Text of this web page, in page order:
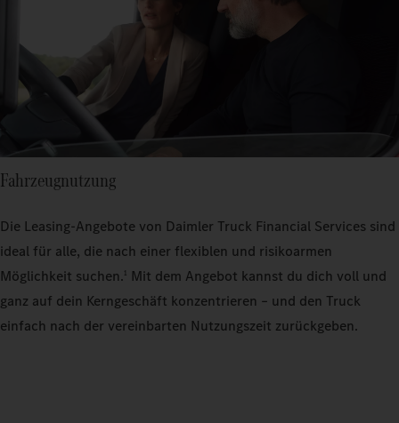
Fahrzeugnutzung
Die Leasing-Angebote von Daimler Truck Financial Services sind
ideal für alle, die nach einer flexiblen und risikoarmen
Möglichkeit suchen.1 Mit dem Angebot kannst du dich voll und
ganz auf dein Kerngeschäft konzentrieren – und den Truck
einfach nach der vereinbarten Nutzungszeit zurückgeben.